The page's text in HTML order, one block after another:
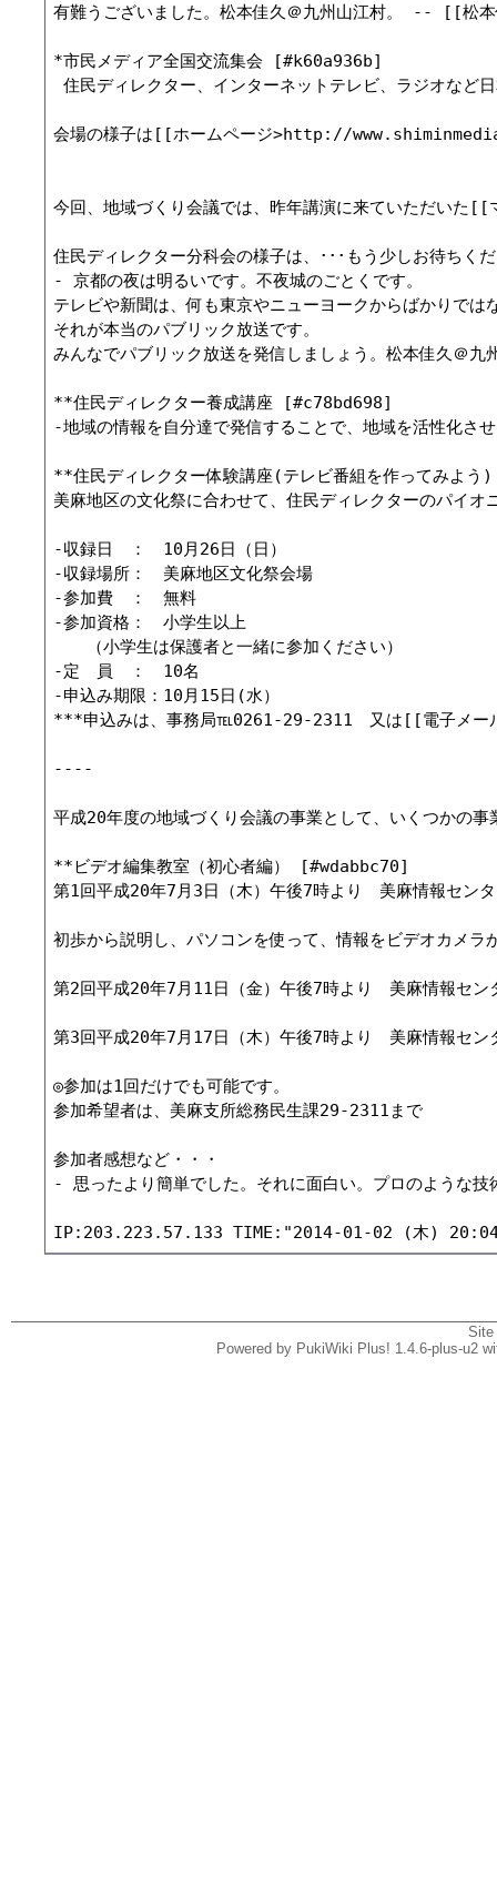
有難うございました。松本佳久＠九州山江村。 --
*市民メディア全国交流集会 [#k60a936b]
住民ディレクター、インターネットテレビ、ラジオなど
会場の様子は[[ホームページ>http://
今回、地域づくり会議では、昨年講演に来ていただい
住民ディレクター分科会の様子は、･･･もう少しお待ちく
- 京都の夜は明るいです。不夜城のごとくです。
テレビや新聞は、何も東京やニューヨークからばかりで
それが本当のパブリック放送です。
みんなでパブリック放送を発信しましょう。松本
**住民ディレクター養成講座 [#c78bd698]
-地域の情報を自分達で発信することで、地域を活性化さ
**住民ディレクター体験講座(テレビ番組を作ってみ
美麻地区の文化祭に合わせて、住民ディレクターのパイ
-収録日　：　10月26日（日）
-収録場所：　美麻地区文化祭会場
-参加費　：　無料
-参加資格：　小学生以上
（小学生は保護者と一緒に参加ください）
-定　員　：　10名
-申込み期限：10月15日(水）
***申込みは、事務局℡0261-29-2311　又は[[電子メ
----
平成20年度の地域づくり会議の事業として、いくつかの事
**ビデオ編集教室（初心者編） [#wdabbc70]
第1回平成20年7月3日（木）午後7時より　美麻情報セン
初歩から説明し、パソコンを使って、情報をビデオカメ
第2回平成20年7月11日（金）午後7時より　美麻情報セン
第3回平成20年7月17日（木）午後7時より　美麻情報セン
◎参加は1回だけでも可能です。
参加希望者は、美麻支所総務民生課29-2311まで
参加者感想など・・・
- 思ったより簡単でした。それに面白い。プロのよ
Powered by PukiWiki Plus! 1.4.6-plus-u2